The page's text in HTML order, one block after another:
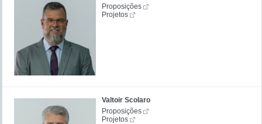
Proposições
Projetos
Valtoir Scolaro
Proposições
Projetos